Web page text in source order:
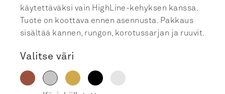
käytettäväksi vain HighLine-kehyksen kanssa.
Tuote on koottava ennen asennusta. Pakkaus
sisältää kannen, rungon, korotussarjan ja ruuvit.
Valitse väri